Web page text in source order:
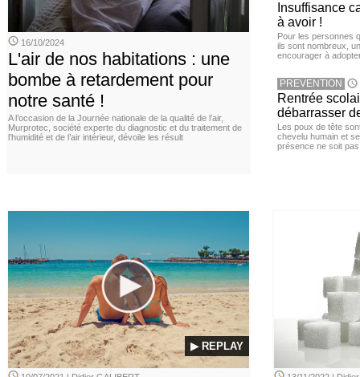
16/10/2024
L'air de nos habitations : une
bombe à retardement pour
notre santé !
A l’occasion de la Journée nationale de la qualité de l’air,
Murprotec, société experte du diagnostic et du traitement de
l’humidité et de l’air intérieur, dévoile les résult
Insuffisance
à avoir !
Pour les personnes
ils sont nombreux,
encourager à
PREVENTION
Rentrée
débarrasser
Les poux de tête
chevelu humain et
présence ne soit
▶ REPLAY